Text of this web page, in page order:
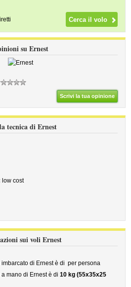
su Ernest
Scrivi la tua opinione
tecnica di Ernest
low cost
sui voli Ernest
di Ernest è di per persona
mano di Ernest è di10 kg (55x35x25